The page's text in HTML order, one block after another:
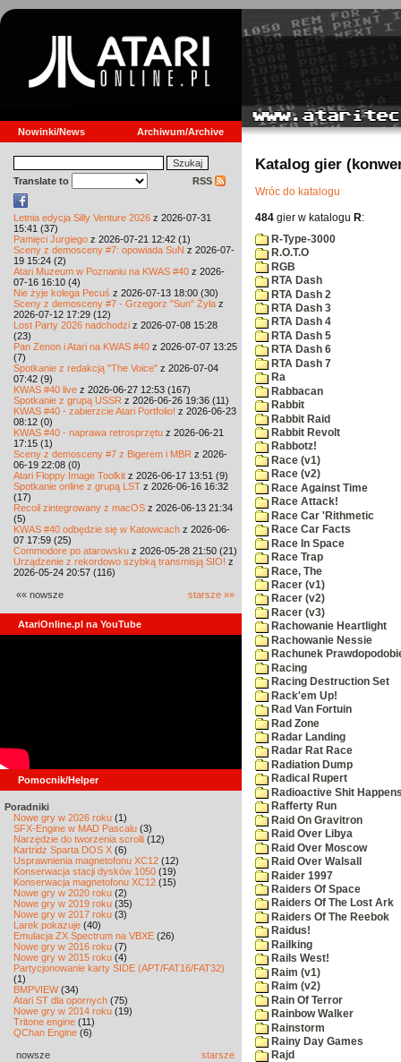
Nowinki/News Archiwum/Archive
Translate to RSS
Letnia edycja Silly Venture 2026 z 2026-07-31
15:41 (37)
Pamięci Jurgiego z 2026-07-21 12:42 (1)
Sceny z demosceny #7: opowiada SuN z 2026-07-
19 15:24 (2)
Atari Muzeum w Poznaniu na KWAS #40 z 2026-
07-16 16:10 (4)
Nie żyje kolega Pecuś z 2026-07-13 18:00 (30)
Sceny z demosceny #7 - Grzegorz "Sun" Żyła z
2026-07-12 17:29 (12)
Lost Party 2026 nadchodzi z 2026-07-08 15:28
(23)
Pan Zenon i Atari na KWAS #40 z 2026-07-07 13:25
(7)
Spotkanie z redakcją "The Voice" z 2026-07-04
07:42 (9)
KWAS #40 live z 2026-06-27 12:53 (167)
Spotkanie z grupą USSR z 2026-06-26 19:36 (11)
KWAS #40 - zabierzcie Atari Portfolio! z 2026-06-23
08:12 (0)
KWAS #40 - naprawa retrosprzętu z 2026-06-21
17:15 (1)
Sceny z demosceny #7 z Bigerem i MBR z 2026-
06-19 22:08 (0)
Atari Floppy Image Toolkit z 2026-06-17 13:51 (9)
Spotkanie online z grupą LST z 2026-06-16 16:32
(17)
Recoil zintegrowany z macOS z 2026-06-13 21:34
(5)
KWAS #40 odbędzie się w Katowicach z 2026-06-
07 17:59 (25)
Commodore po atarowsku z 2026-05-28 21:50 (21)
Urządzenie z rekordowo szybką transmisją SIO! z
2026-05-24 20:57 (116)
«« nowsze starsze »»
AtariOnline.pl na YouTube
Pomocnik/Helper
Poradniki
Nowe gry w 2026 roku (1)
SFX-Engine w MAD Pascalu (3)
Narzędzie do tworzenia scrolli (12)
Kartridż Sparta DOS X (6)
Usprawnienia magnetofonu XC12 (12)
Konserwacja stacji dysków 1050 (19)
Konserwacja magnetofonu XC12 (15)
Nowe gry w 2020 roku (2)
Nowe gry w 2019 roku (35)
Nowe gry w 2017 roku (3)
Larek pokazuje (40)
Emulacja ZX Spectrum na VBXE (26)
Nowe gry w 2016 roku (7)
Nowe gry w 2015 roku (4)
Partycjonowanie karty SIDE (APT/FAT16/FAT32)
(1)
BMPVIEW(34)
Atari ST dla opornych (75)
Nowe gry w 2014 roku (19)
Tritone engine (11)
QChan Engine (6)
nowsze starsze
Katalog gier
Wróc do katalogu
484 gier w katalogu R:
R-Type-3000
R.O.T.O
RGB
RTA Dash
RTA Dash 2
RTA Dash 3
RTA Dash 4
RTA Dash 5
RTA Dash 6
RTA Dash 7
Ra
Rabbacan
Rabbit
Rabbit Raid
Rabbit Revolt
Rabbotz!
Race (v1)
Race (v2)
Race Against Time
Race Attack!
Race Car 'Rithmetic
Race Car Facts
Race In Space
Race Trap
Race, The
Racer (v1)
Racer (v2)
Racer (v3)
Rachowanie Heartlight
Rachowanie Nessie
Rachunek
Racing
Racing Destruction Set
Rack'em Up!
Rad Van Fortuin
Rad Zone
Radar Landing
Radar Rat Race
Radiation Dump
Radical Rupert
Radioactive Shit
Rafferty Run
Raid On Gravitron
Raid Over Libya
Raid Over Moscow
Raid Over Walsall
Raider 1997
Raiders Of Space
Raiders Of The Lost Ark
Raiders Of The Reebok
Raidus!
Railking
Rails West!
Raim (v1)
Raim (v2)
Rain Of Terror
Rainbow Walker
Rainstorm
Rainy Day Games
Rajd